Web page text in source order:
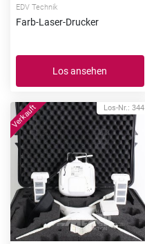
EDV Technik
Farb-Laser-Drucker
Los ansehen
Los-Nr.: 344